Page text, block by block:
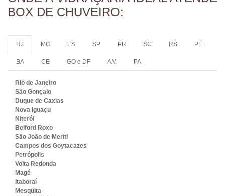
BOX DE CHUVEIRO:
RJ MG ES SP PR SC RS PE
BA CE GO e DF AM PA
Rio de Janeiro
São Gonçalo
Duque de Caxias
Nova Iguaçu
Niterói
Belford Roxo
São João de Meriti
Campos dos Goytacazes
Petrópolis
Volta Redonda
Magé
Itaboraí
Mesquita